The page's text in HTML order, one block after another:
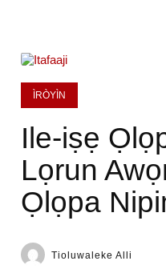
ÌRÒYÌN
Ile-iṣẹ
Lọrun
Ọlọpa
Tioluwaleke Alli